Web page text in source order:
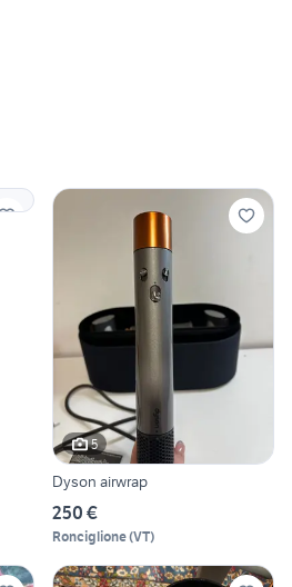
5
Dyson airwrap
250 €
Ronciglione(VT)